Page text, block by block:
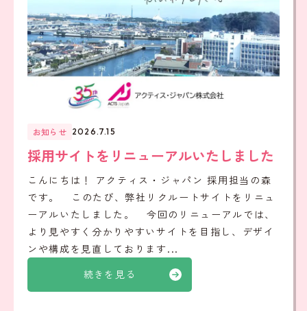
続きを見る
お知らせ 2026.7.15
採用サイトをリニューアルいたしました
こんにちは！ アクティス・ジャパン 採用担当の森
です。 このたび、弊社リクルートサイトをリニュ
ーアルいたしました。 今回のリニューアルでは、
より見やすく分かりやすいサイトを目指し、デザイ
ンや構成を見直しております...